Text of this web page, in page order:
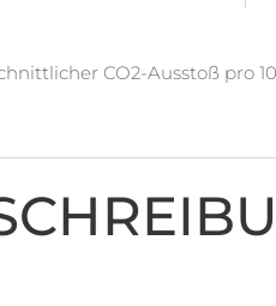
CO2-Ausstoß pro